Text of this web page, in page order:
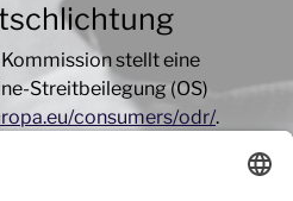
stellt eine
Streitbeilegung (OS)
consumers/odr/.